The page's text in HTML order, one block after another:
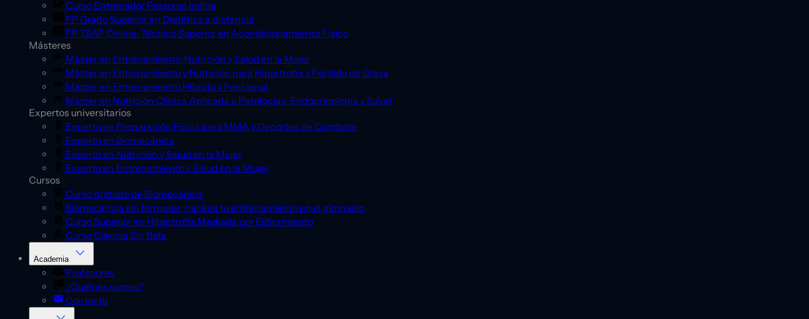
Curso Entrenador Personal online
FP Grado Superior en Dietética a distancia
FP TSAF Online: Técnico Superior en Acondicionamiento Físico
Másteres
Máster en Entrenamiento, Nutrición y Salud en la Mujer
Máster en Entrenamiento y Nutrición para Hipertrofia y Pérdida de Grasa
Máster en Entrenamiento Híbrido y Funcional
Máster en Nutrición Clínica Aplicada a Patologías, Endocrinología y Salud
Expertos universitarios
Experto en Preparación Física para MMA y Deportes de Combate
Experto en Biomecánica
Experto en Nutrición y Salud en la Mujer
Experto en Entrenamiento y Salud en la Mujer
Cursos
Curso gratuito de Biomecánica
Biomecánica sin fórmulas: hackea tu entrenamiento en el gimnasio
Curso Superior en Hipertrofia Mediada por Estiramiento
Curso Ciencia Sin Bata
Academia
Profesores
¿Quiénes somos?
Contacto